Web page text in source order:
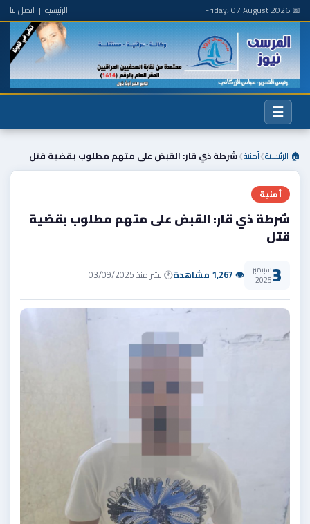
📅 Friday، 07 August 2026 الرئيسية | اتصل بنا
☰
🏠 الرئيسية❯أمنية❯شرطة ذي قار: القبض على متهم مطلوب بقضية قتل
أمنية
شرطة ذي قار: القبض على متهم مطلوب بقضية
قتل
3سبتمبر
2025 👁 1,267 مشاهدة 🕐 نشر منذ 03/09/2025